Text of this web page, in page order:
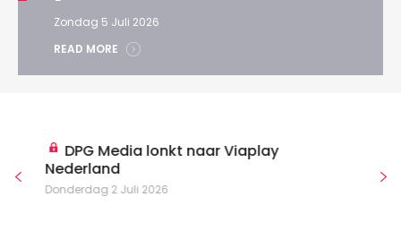
Zondag 5 Juli 2026
READ MORE
DPG Media lonkt naar Viaplay
Nederland
Donderdag 2 Juli 2026